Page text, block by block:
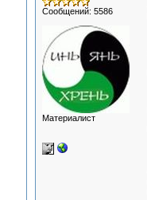
Сообщений: 5586
Материалист